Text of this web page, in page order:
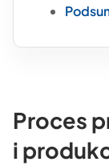
Proces
i